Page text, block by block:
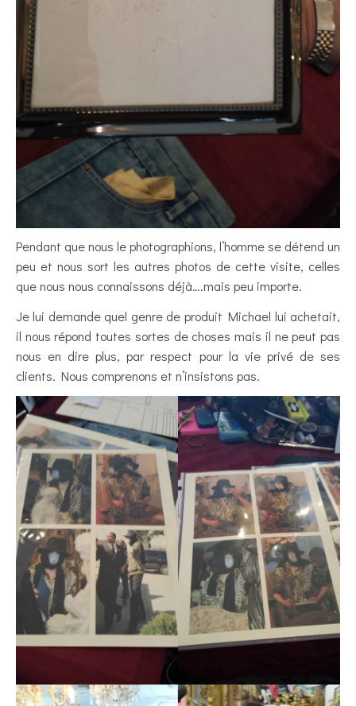
Pendant que nous le photographions, l’homme se détend un
peu et nous sort les autres photos de cette visite, celles
que nous nous connaissons déjà….mais peu importe.
Je lui demande quel genre de produit Michael lui achetait,
il nous répond toutes sortes de choses mais il ne peut pas
nous en dire plus, par respect pour la vie privé de ses
clients. Nous comprenons et n’insistons pas.